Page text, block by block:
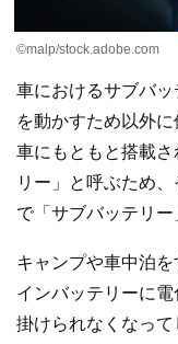
©malp/stock.adobe.com
車におけるサブバ
を動かすため以外
車にもともと搭載
リー」と呼ぶため
で「サブバッテリー
キャンプや車中泊
インバッテリーに
掛けられなくなって